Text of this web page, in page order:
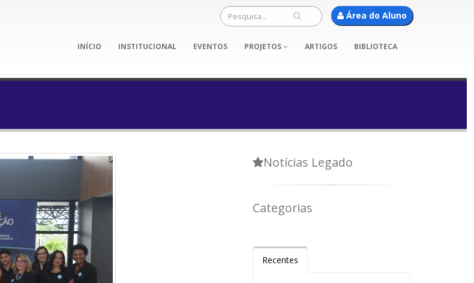
Área do Aluno
INÍCIO INSTITUCIONAL EVENTOS PROJETOS ARTIGOS BIBLIOTECA
Notícias Legado
Categorias
Recentes